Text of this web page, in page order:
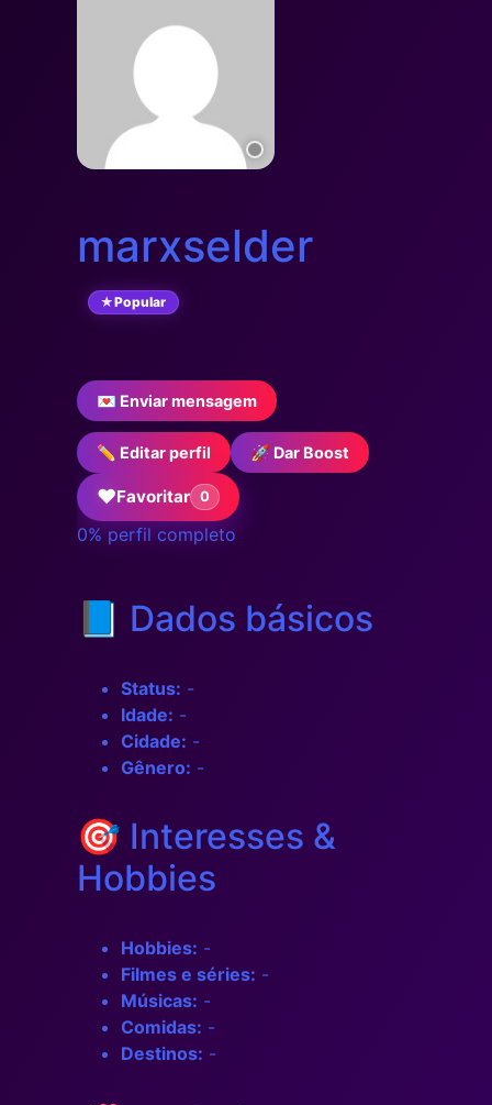
marxselder
Popular
💌 Enviar mensagem
✏️ Editar perfil 🚀 Dar Boost
Favoritar 0
0% perfil completo
📘 Dados básicos
Status: -
Idade: -
Cidade: -
Gênero: -
🎯 Interesses &
Hobbies
Hobbies: -
Filmes e séries: -
Músicas: -
Comidas: -
Destinos: -